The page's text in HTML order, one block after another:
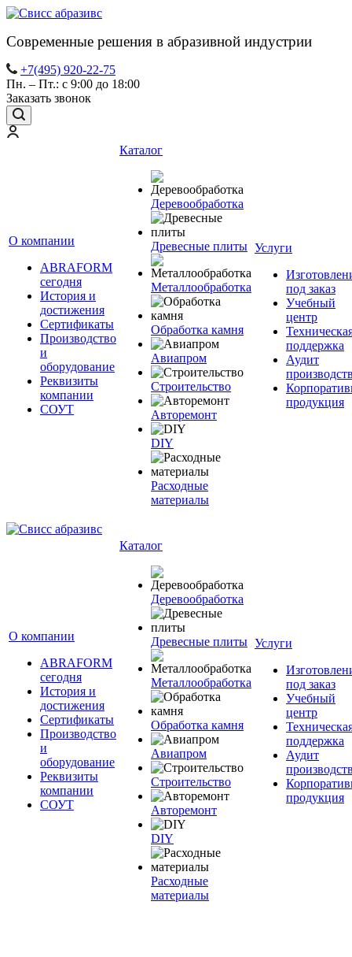
Современные решения в абразивной индустрии
+7(495) 920-22-75
Пн. – Пт.: с 9:00 до 18:00
Заказать звонок
О компании
ABRAFORM
сегодня
История и
достижения
Сертификаты
Производство
и
оборудование
Реквизиты
компании
СОУТ
Каталог
Деревообработка
Древесные плиты
Металлообработка
Обработка камня
Авиапром
Строительство
Авторемонт
DIY
Расходные
материалы
Услуги
под заказ
Учебный
центр
поддержка
Аудит
продукция
О компании
ABRAFORM
сегодня
История и
достижения
Сертификаты
Производство
и
оборудование
Реквизиты
компании
СОУТ
Каталог
Деревообработка
Древесные плиты
Металлообработка
Обработка камня
Авиапром
Строительство
Авторемонт
DIY
Расходные
материалы
Услуги
под заказ
Учебный
центр
поддержка
Аудит
продукция